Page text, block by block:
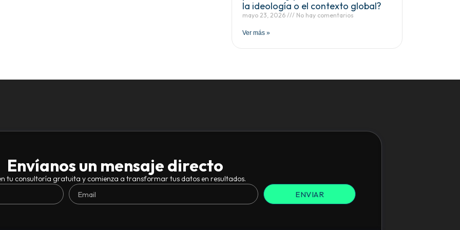
la ideología o el contexto global?
mayo 23, 2026 No hay comentarios
Ver más »
Envíanos un mensaje directo
tu consultoría gratuita y comienza a transformar tus datos en resultados.
ENVIAR